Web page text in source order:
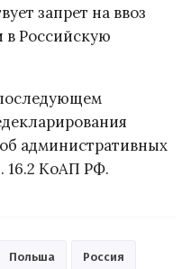
запрет на ввоз
Российскую
административных
16.2 КоАП РФ.
Польша Россия